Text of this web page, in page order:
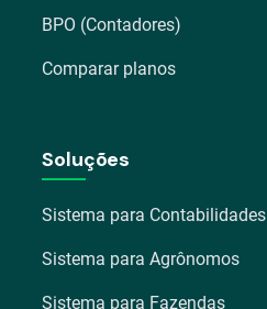
BPO (Contadores)
Comparar planos
Soluções
Sistema para Contabilidades
Sistema para Agrônomos
Sistema para Fazendas